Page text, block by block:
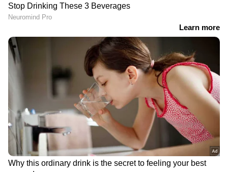
ഇന്ത്യയിലെയും ലോകമെമ്പാടുമുള്ള എല്ലാ
India News
തത്സമയ അപ്‌ഡേറ്റുകളും ആഴത്തിലുള്ള
വിശകലനവും സമഗ്രമായ റിപ്പോർട്ടിംഗും —
എല്ലാം ഒരൊറ്റ സ്ഥലത്ത്. ഏത് സമയത്തും,
എവിടെയും വിശ്വസനീയമായ വാർത്തകൾ
ലഭിക്കാൻ
Asianet News Malayalam